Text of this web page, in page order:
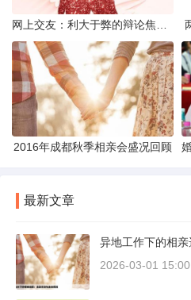
2016年成都秋季相亲会盛况回顾
最新文章
异地工作下的相
2026-03-01